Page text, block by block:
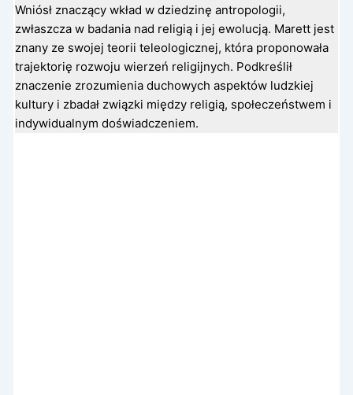
Wniósł znaczący wkład w dziedzinę antropologii,
zwłaszcza w badania nad religią i jej ewolucją. Marett jest
znany ze swojej teorii teleologicznej, która proponowała
trajektorię rozwoju wierzeń religijnych. Podkreślił
znaczenie zrozumienia duchowych aspektów ludzkiej
kultury i zbadał związki między religią, społeczeństwem i
indywidualnym doświadczeniem.